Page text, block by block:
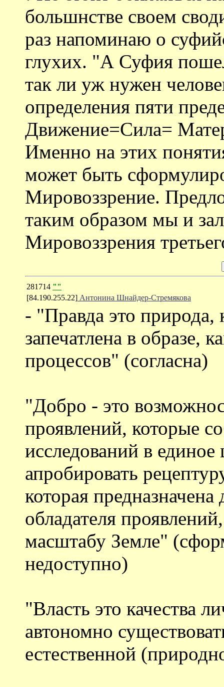
большнстве своем
раз напоминаю о
глухих. "А Суфия
так ли уж нужен
определения пяти
Движение=Сила=
Именно на этих
может быть
Мировоззрение.
таким образом мы и
Мировоззрения
281714 ""
[84.190.255.22] Антонина Шнайдер-Стремякова
- "Правда это природа,
запечатлена в образе,
процессов" (согласна)
"Добро - это
проявлений, которые
исследований в единое
апробировать
которая предназначена
обладателя
масштабу Земле"
недоступно)
"Власть это качества
автономно
естественной